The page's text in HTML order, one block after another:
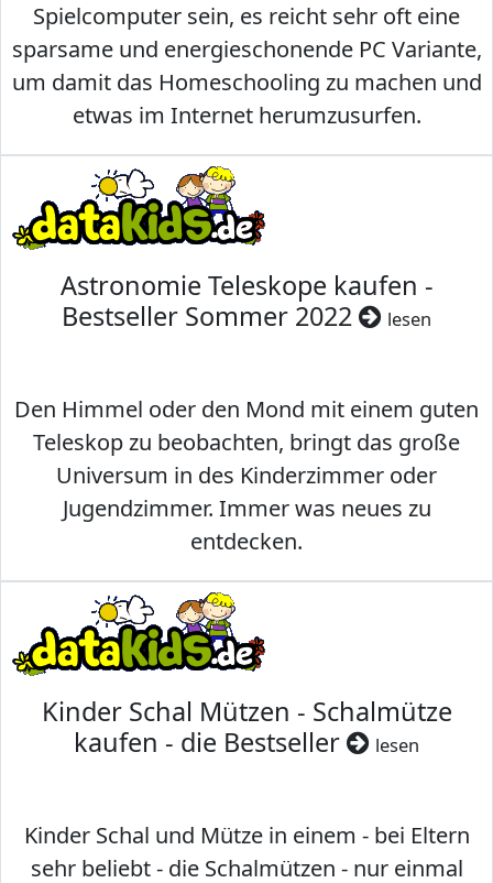
Spielcomputer sein, es reicht sehr oft eine
sparsame und energieschonende PC Variante,
um damit das Homeschooling zu machen und
etwas im Internet herumzusurfen.
Astronomie Teleskope kaufen -
Bestseller Sommer 2022
lesen
Den Himmel oder den Mond mit einem guten
Teleskop zu beobachten, bringt das große
Universum in des Kinderzimmer oder
Jugendzimmer. Immer was neues zu
entdecken.
Kinder Schal Mützen - Schalmütze
kaufen - die Bestseller
lesen
Kinder Schal und Mütze in einem - bei Eltern
sehr beliebt - die Schalmützen - nur einmal